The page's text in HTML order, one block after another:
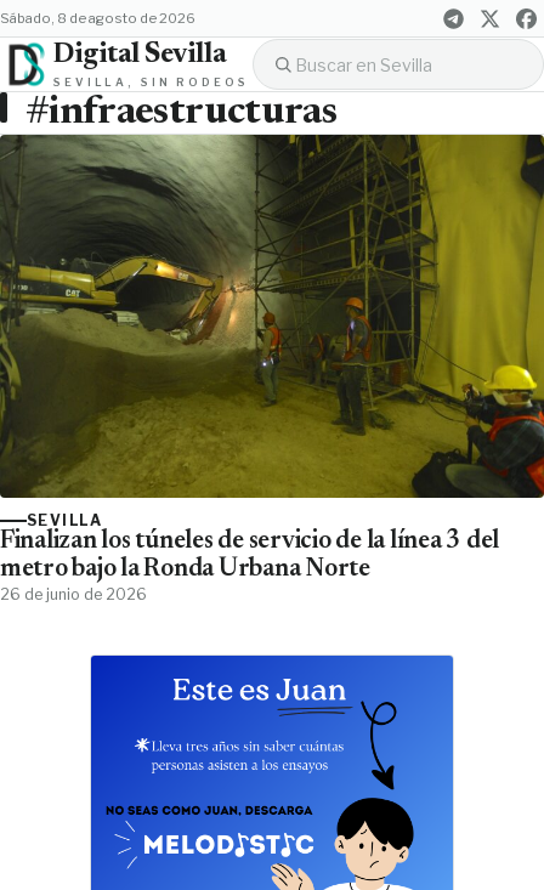
sábado, 8 de agosto de 2026
Digital Sevilla
SEVILLA, SIN RODEOS
#infraestructuras
SEVILLA
Finalizan los túneles de servicio de la línea 3 del
metro bajo la Ronda Urbana Norte
26 de junio de 2026